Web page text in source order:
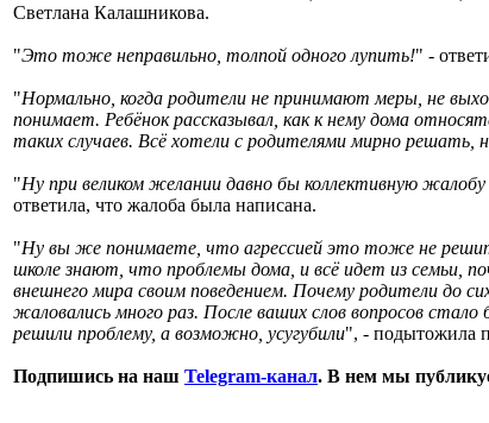
Светлана Калашникова.
"Это тоже неправильно, толпой одного лупить!" -
"Нормально, когда родители не принимают меры, не
понимает. Ребёнок рассказывал, как к нему дома
таких случаев. Всё хотели с родителями мирно решать,
"Ну при великом желании давно бы коллективную
ответила, что жалоба была написана.
"Ну вы же понимаете, что агрессией это тоже не
школе знают, что проблемы дома, и всё идет из семьи,
внешнего мира своим поведением. Почему родители до
жаловались много раз. После ваших слов вопросов
решили проблему, а возможно, усугубили", - подытожила
Подпишись на наш Telegram-канал. В нем мы